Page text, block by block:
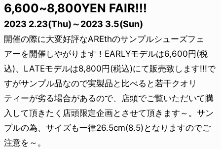
6,600~8,800YEN FAIR!!!
2023 2.23(Thu)～2023 3.5(Sun)
開催の際に大変好評なAREthのサンプルシューズフェ
アーを開催しやがります！EARLYモデルは6,600円(税
込)、LATEモデルは8,800円(税込)にて販売致します!!!で
すがサンプル品なので実製品と比べると若干クオリ
ティーが劣る場合があるので、店頭でご覧いただいて購
入して頂きたく店頭限定企画とさせて頂きます～。サン
プルの為、サイズも一律26.5cm(8.5)となりますのでご
注意を～。